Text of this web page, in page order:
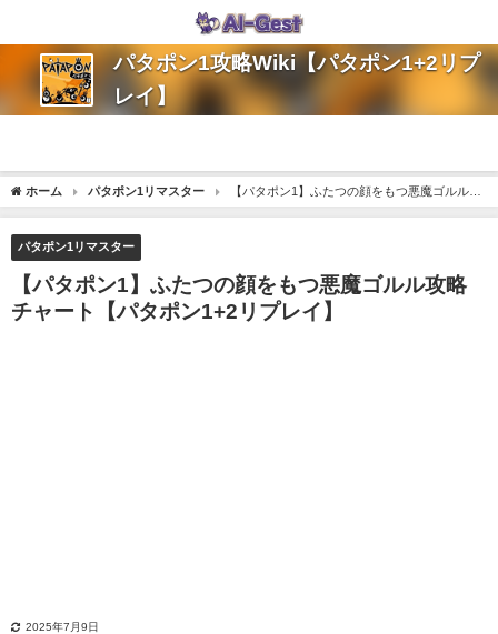
パタポン1攻略Wiki【パタポン1+2リプ
レイ】
ホーム パタポン1リマスター
【パタポン1】ふたつの顔をもつ悪魔ゴルル攻
略チャート【パタポン1+2リプレイ】
パタポン1リマスター
【パタポン1】ふたつの顔をもつ悪魔ゴルル攻略
チャート【パタポン1+2リプレイ】
2025年7月9日